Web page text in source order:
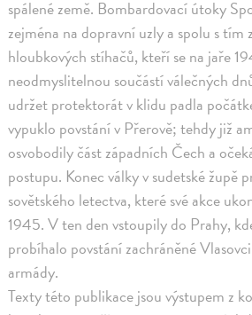
spálené země. Bombardovací útoky
zejména na dopravní uzly a spolu s tím
hloubkových stíhačů, kteří se na jaře
neodmyslitelnou součástí válečných
udržet protektorát v klidu padla
vypuklo povstání v Přerově; tehdy již
osvobodily část západních Čech a
postupu. Konec války v sudetské župě
sovětského letectva, které své akce
1945. V ten den vstoupily do Prahy,
probíhalo povstání zachráněné
armády.
Texty této publikace jsou výstupem z